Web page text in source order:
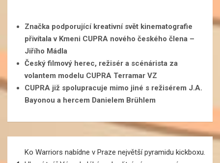
Značka podporující kreativní svět kinematografie
přivítala v Kmeni CUPRA nového českého člena –
Jiřího Mádla
Český filmový herec, režisér a scénárista za
volantem modelu CUPRA Terramar VZ
CUPRA již spolupracuje mimo jiné s režisérem J.A.
Bayonou a hercem Danielem Brühlem
proKo Warriors nabídne v Praze největší pyramidu kickboxu.